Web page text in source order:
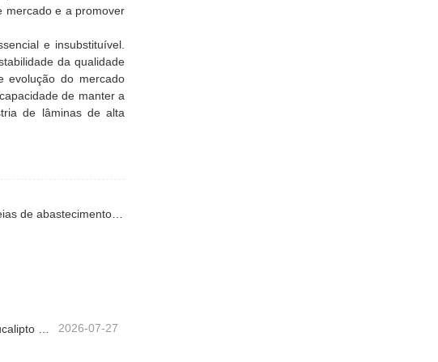
mercado e a promover
e insubstituível.
da qualidade
evolução do mercado
de manter a
de lâminas de alta
Por que a produção de pisos de eucalipto precisa de um secador de folheados? 2026-07-27